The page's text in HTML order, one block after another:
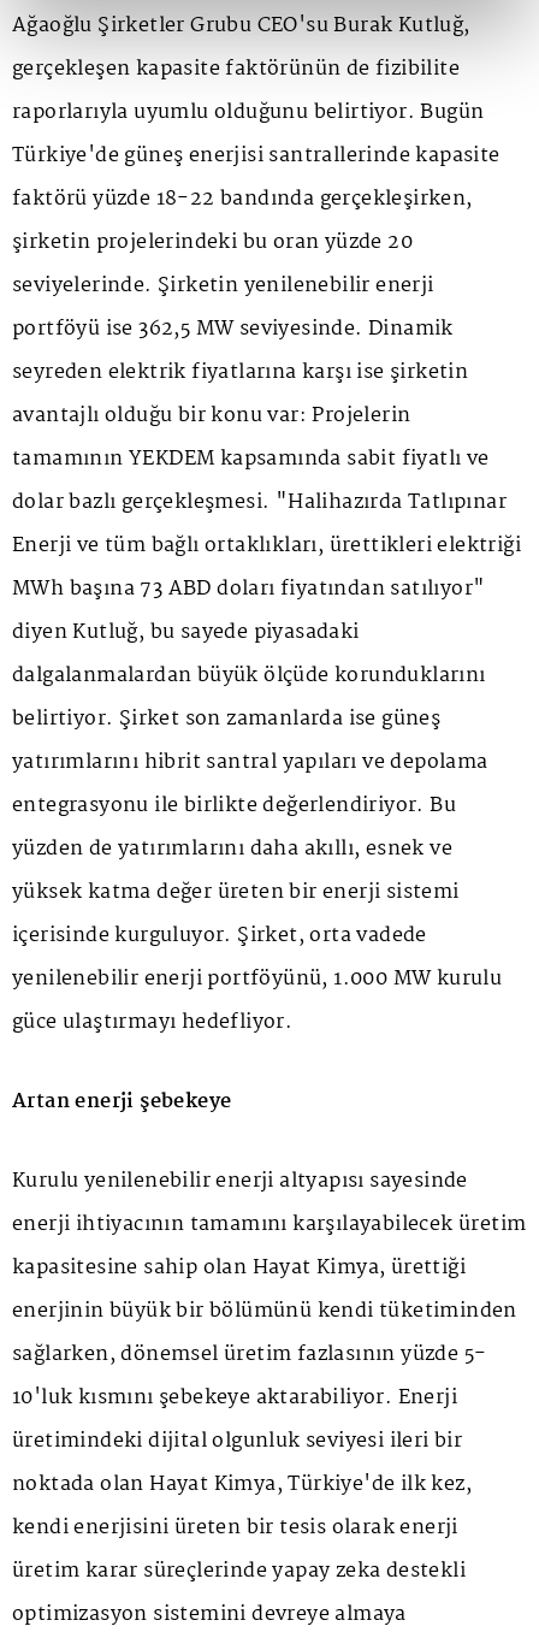
Ağaoğlu Şirketler Grubu CEO'su Burak Kutluğ,
gerçekleşen kapasite faktörünün de fizibilite
raporlarıyla uyumlu olduğunu belirtiyor. Bugün
Türkiye'de güneş enerjisi santrallerinde kapasite
faktörü yüzde 18-22 bandında gerçekleşirken,
şirketin projelerindeki bu oran yüzde 20
seviyelerinde. Şirketin yenilenebilir enerji
portföyü ise 362,5 MW seviyesinde. Dinamik
seyreden elektrik fiyatlarına karşı ise şirketin
avantajlı olduğu bir konu var: Projelerin
tamamının YEKDEM kapsamında sabit fiyatlı ve
dolar bazlı gerçekleşmesi. "Halihazırda Tatlıpınar
Enerji ve tüm bağlı ortaklıkları, ürettikleri elektriği
MWh başına 73 ABD doları fiyatından satılıyor"
diyen Kutluğ, bu sayede piyasadaki
dalgalanmalardan büyük ölçüde korunduklarını
belirtiyor. Şirket son zamanlarda ise güneş
yatırımlarını hibrit santral yapıları ve depolama
entegrasyonu ile birlikte değerlendiriyor. Bu
yüzden de yatırımlarını daha akıllı, esnek ve
yüksek katma değer üreten bir enerji sistemi
içerisinde kurguluyor. Şirket, orta vadede
yenilenebilir enerji portföyünü, 1.000 MW kurulu
güce ulaştırmayı hedefliyor.
Artan enerji şebekeye
Kurulu yenilenebilir enerji altyapısı sayesinde
enerji ihtiyacının tamamını karşılayabilecek üretim
kapasitesine sahip olan Hayat Kimya, ürettiği
enerjinin büyük bir bölümünü kendi tüketiminden
sağlarken, dönemsel üretim fazlasının yüzde 5-
10'luk kısmını şebekeye aktarabiliyor. Enerji
üretimindeki dijital olgunluk seviyesi ileri bir
noktada olan Hayat Kimya, Türkiye'de ilk kez,
kendi enerjisini üreten bir tesis olarak enerji
üretim karar süreçlerinde yapay zeka destekli
optimizasyon sistemini devreye almaya